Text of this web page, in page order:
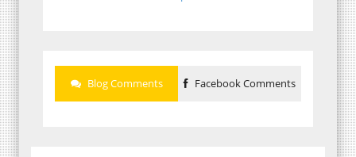
Blog Comments Facebook Comments